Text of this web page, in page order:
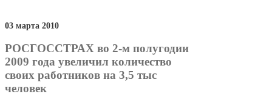
03 марта 2010
РОСГОССТРАХ во 2-м полугодии
2009 года увеличил количество
своих работников на 3,5 тыс
человек